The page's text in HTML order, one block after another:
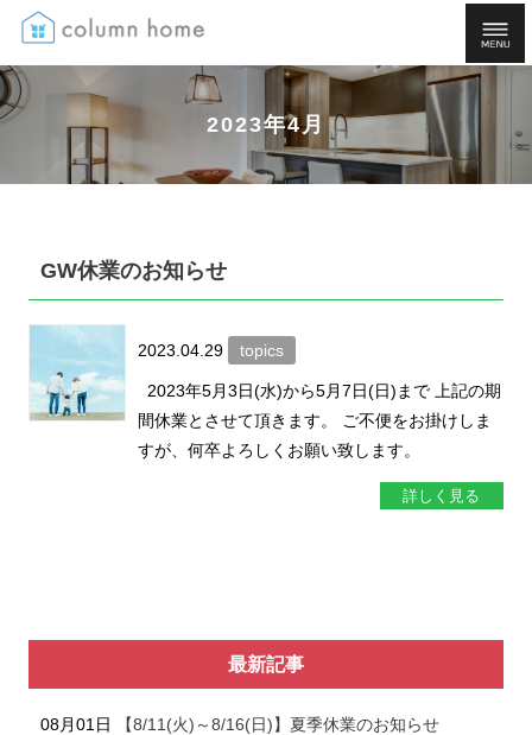
2023年4月
GW休業のお知らせ
2023.04.29 topics
2023年5月3日(水)から5月7日(日)まで 上記の期
間休業とさせて頂きます。 ご不便をお掛けしま
すが、何卒よろしくお願い致します。
詳しく見る
最新記事
08月01日 【8/11(火)～8/16(日)】夏季休業のお知らせ